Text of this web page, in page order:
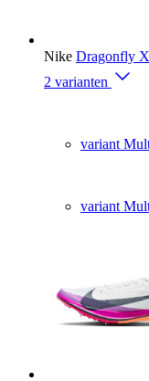
Nike Dragonfly
2 varianten
variant
variant